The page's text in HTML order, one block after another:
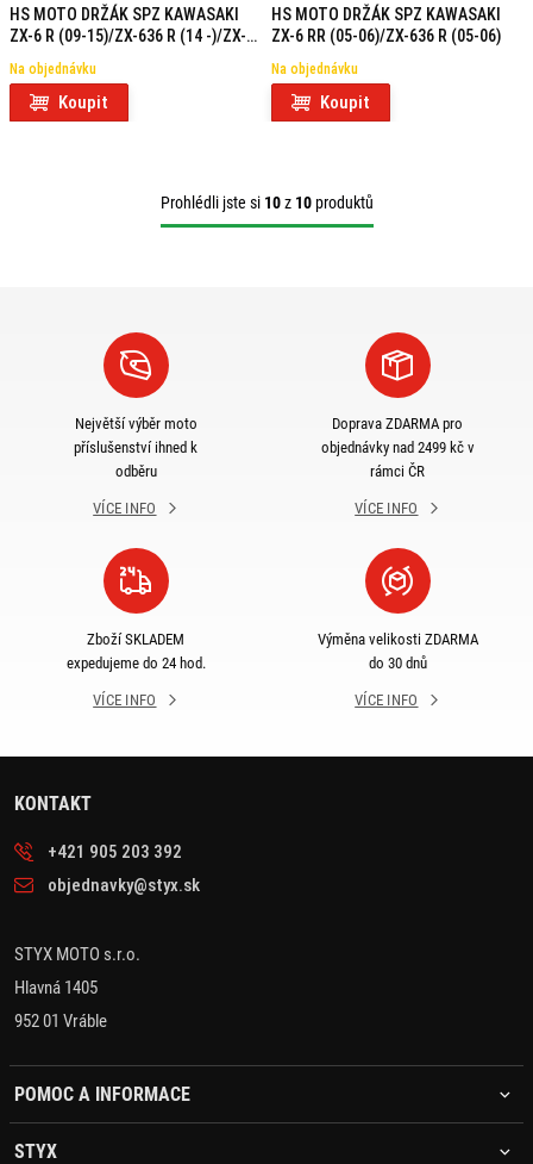
HS MOTO DRŽÁK SPZ KAWASAKI
ZX-6 R (09-15)/ZX-636 R (14 -)/ZX-
Na objednávku
Koupit
HS MOTO DRŽÁK SPZ KAWASAKI
ZX-6 RR (05-06)/ZX-636 R (05-06)
Na objednávku
Koupit
Prohlédli jste si 10z 10produktů
Největší výběr moto
příslušenství ihned k
odběru
VÍCE INFO
Doprava ZDARMA pro
objednávky nad 2499 kč v
rámci ČR
VÍCE INFO
Zboží SKLADEM
expedujeme do 24 hod.
VÍCE INFO
Výměna velikosti ZDARMA
do 30 dnů
VÍCE INFO
KONTAKT
+421 905 203 392
objednavky@styx.sk
STYX MOTO s.r.o.
Hlavná 1405
952 01 Vráble
POMOC A INFORMACE
STYX